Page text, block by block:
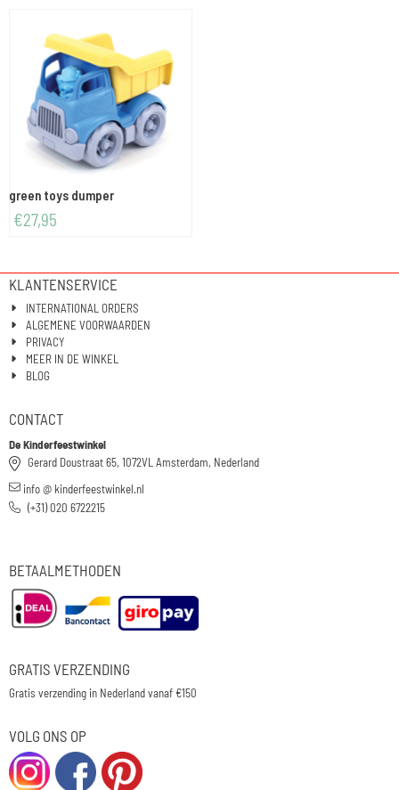
green toys dumper
€27,95
KLANTENSERVICE
INTERNATIONAL ORDERS
ALGEMENE VOORWAARDEN
PRIVACY
MEER IN DE WINKEL
BLOG
CONTACT
De Kinderfeestwinkel
Gerard Doustraat 65, 1072VL Amsterdam, Nederland
info @ kinderfeestwinkel.nl
(+31) 020 6722215
BETAALMETHODEN
GRATIS VERZENDING
Gratis verzending in Nederland vanaf €150
VOLG ONS OP